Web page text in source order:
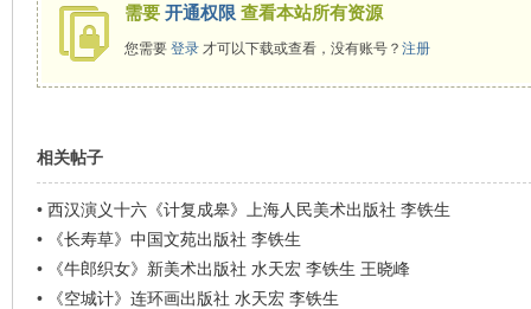
需要 开通权限 查看本站所有资源
您需要 登录才可以下载或查看，没有账号？ 注册
相关帖子
• 西汉演义十六《计复成皋》上海人民美术出版社 李铁生
•
《长寿草》中国文苑出版社 李铁生
•
《牛郎织女》新美术出版社 水天宏 李铁生 王晓峰
•
《空城计》连环画出版社 水天宏 李铁生